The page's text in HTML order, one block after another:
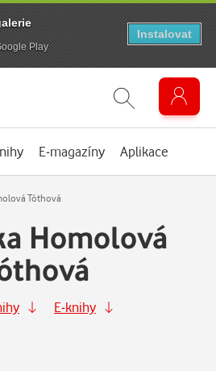
E-magazíny Aplikace
Tóthová
Homolová
E-knihy
Play
Instalovat